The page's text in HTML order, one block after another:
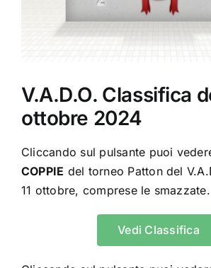
V.A.D.O. Classifica
ottobre 2024
Cliccando sul pulsante puoi
COPPIE del torneo Patton del
11 ottobre, comprese le smazzate.
Vedi Classifica